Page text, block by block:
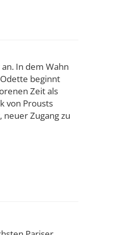
In dem Wahn
beginnt
Zeit als
von Prousts
Zugang zu